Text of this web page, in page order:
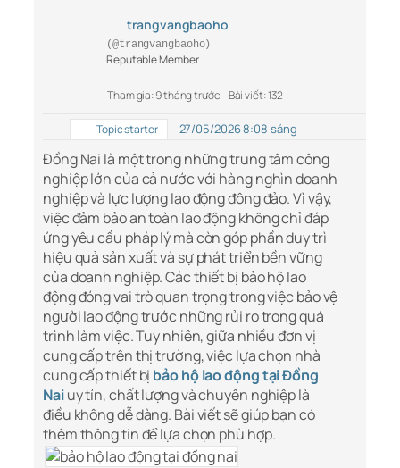
trangvangbaoho
(@trangvangbaoho)
Reputable Member
Tham gia: 9 tháng trước Bài viết: 132
Topic starter 27/05/2026 8:08 sáng
Đồng Nai là một trong những trung tâm công
nghiệp lớn của cả nước với hàng nghìn doanh
nghiệp và lực lượng lao động đông đảo. Vì vậy,
việc đảm bảo an toàn lao động không chỉ đáp
ứng yêu cầu pháp lý mà còn góp phần duy trì
hiệu quả sản xuất và sự phát triển bền vững
của doanh nghiệp. Các thiết bị bảo hộ lao
động đóng vai trò quan trọng trong việc bảo vệ
người lao động trước những rủi ro trong quá
trình làm việc. Tuy nhiên, giữa nhiều đơn vị
cung cấp trên thị trường, việc lựa chọn nhà
cung cấp thiết bị bảo hộ lao động tại Đồng
Naiuy tín, chất lượng và chuyên nghiệp là
điều không dễ dàng. Bài viết sẽ giúp bạn có
thêm thông tin để lựa chọn phù hợp.